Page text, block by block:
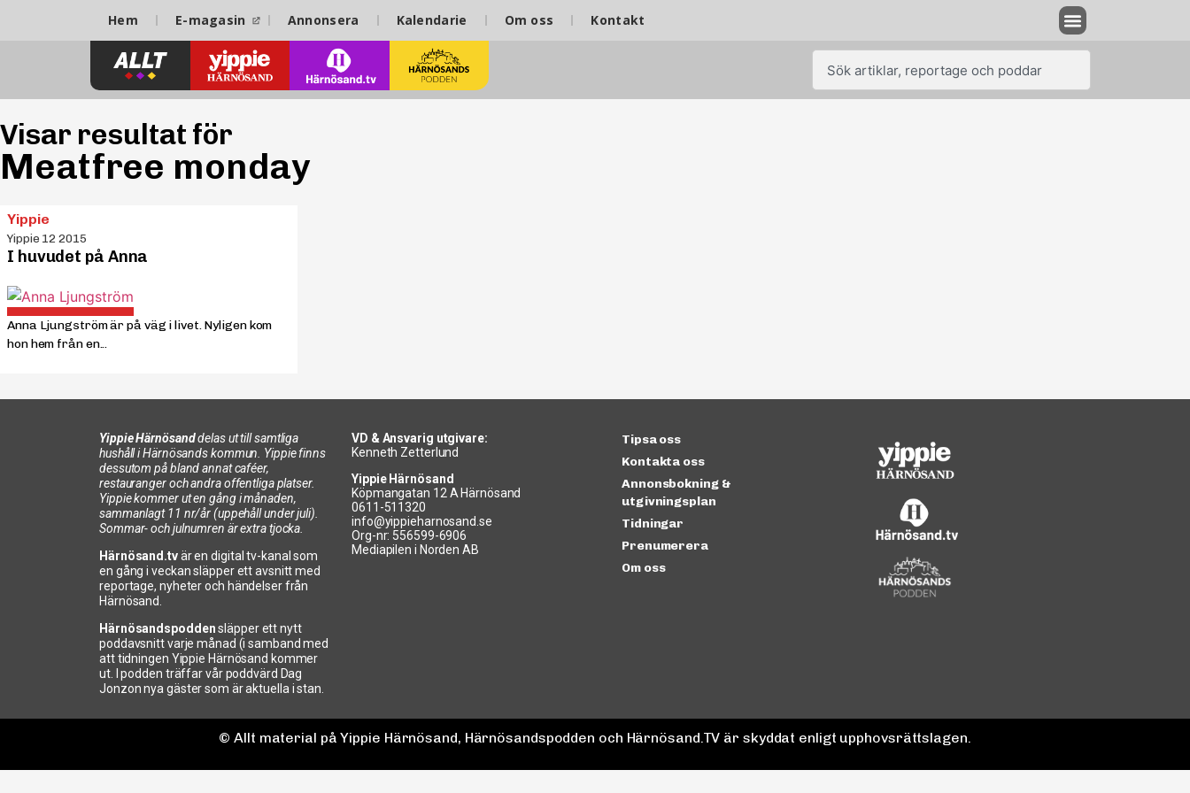
Hem E-magasin Annonsera Kalendarie Om oss Kontakt
Visar resultat för
Meatfree monday
Yippie
Yippie 12 2015
I huvudet på Anna
Anna Ljungström är på väg i livet. Nyligen kom
hon hem från en...
Yippie Härnösanddelas ut till samtliga
hushåll i Härnösands kommun. Yippie finns
dessutom på bland annat caféer,
restauranger och andra offentliga platser.
Yippie kommer ut en gång i månaden,
sammanlagt 11 nr/år (uppehåll under juli).
Sommar- och julnumren är extra tjocka.
Härnösand.tvär en digital tv-kanal som
en gång i veckan släpper ett avsnitt med
reportage, nyheter och händelser från
Härnösand.
Härnösandspoddensläpper ett nytt
poddavsnitt varje månad (i samband med
att tidningen Yippie Härnösand kommer
ut. I podden träffar vår poddvärd Dag
Jonzon nya gäster som är aktuella i stan.
VD & Ansvarig utgivare:
Kenneth Zetterlund
Yippie Härnösand
Köpmangatan 12 A Härnösand
0611-511320
info@yippieharnosand.se
Org-nr: 556599-6906
Mediapilen i Norden AB
Tipsa oss
Kontakta oss
Annonsbokning &
utgivningsplan
Tidningar
Prenumerera
Om oss
© Allt material på Yippie Härnösand, Härnösandspodden och Härnösand.TV är skyddat enligt upphovsrättslagen.